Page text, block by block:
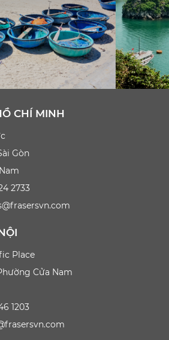
CHÍ MINH
Gòn
2733
Place
Cửa Nam
1203